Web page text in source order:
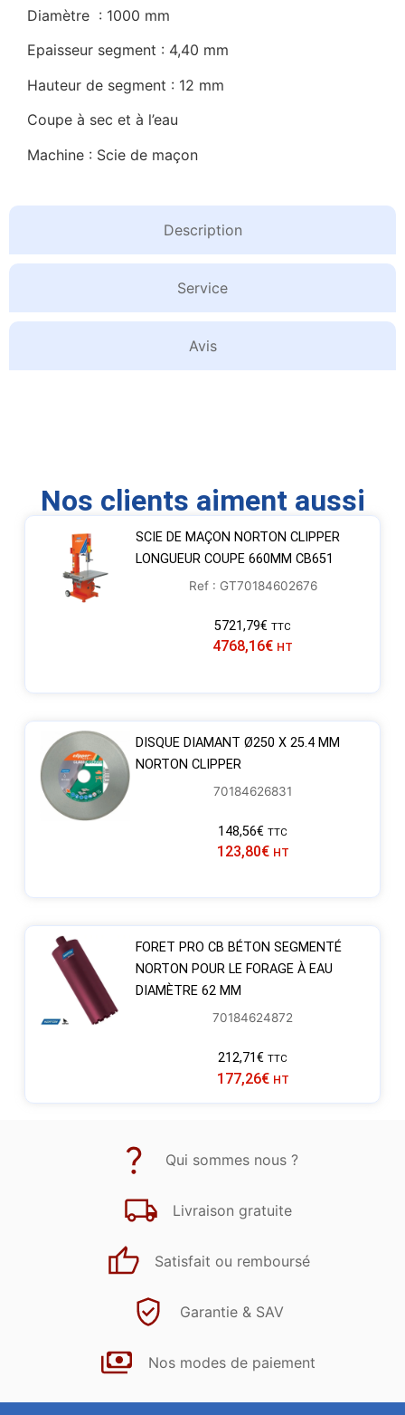
Description
Service
Avis
Diamètre : 1000 mm
Epaisseur segment : 4,40 mm
Hauteur de segment : 12 mm
Coupe à sec et à l’eau
Machine : Scie de maçon
Nos clients aiment aussi
SCIE DE MAÇON NORTON CLIPPER
LONGUEUR COUPE 660MM CB651
Ref : GT70184602676
5721,79€ TTC
4768,16€ HT
DISQUE DIAMANT Ø250 X 25.4 MM
NORTON CLIPPER
70184626831
148,56€ TTC
123,80€ HT
FORET PRO CB BÉTON SEGMENTÉ
NORTON POUR LE FORAGE À EAU
DIAMÈTRE 62 MM
70184624872
212,71€ TTC
177,26€ HT
Qui sommes nous ?
Livraison gratuite
Satisfait ou remboursé
Garantie & SAV
Nos modes de paiement